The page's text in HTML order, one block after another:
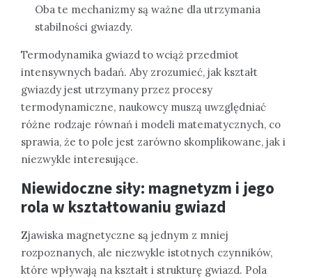
Oba te mechanizmy są ważne dla utrzymania
stabilności gwiazdy.
Termodynamika gwiazd to wciąż przedmiot
intensywnych badań. Aby zrozumieć, jak kształt
gwiazdy jest utrzymany przez procesy
termodynamiczne, naukowcy muszą uwzględniać
różne rodzaje równań i modeli matematycznych, co
sprawia, że to pole jest zarówno skomplikowane, jak i
niezwykle interesujące.
Niewidoczne siły: magnetyzm i jego
rola w kształtowaniu gwiazd
Zjawiska magnetyczne są jednym z mniej
rozpoznanych, ale niezwykle istotnych czynników,
które wpływają na kształt i strukturę gwiazd. Pola